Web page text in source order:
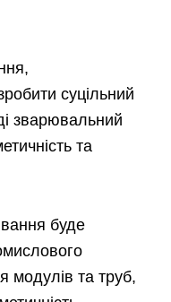
суцільний
зварювальний
та
буде
модулів та труб,